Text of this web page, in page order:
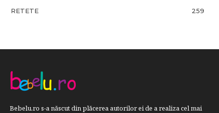
RETETE
259
Bebelu.ro s-a născut din plăcerea autorilor ei de a realiza cel mai